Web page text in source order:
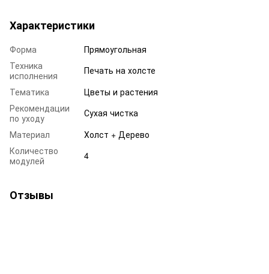
Характеристики
Форма
Прямоугольная
Техника
исполнения
Печать на холсте
Тематика
Цветы и растения
Рекомендации
по уходу
Сухая чистка
Материал
Холст + Дерево
Количество
модулей
4
Отзывы